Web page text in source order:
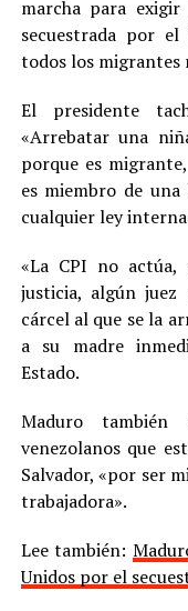
marcha para
secuestrada por
todos los migrantes
El presidente
«Arrebatar una
porque es
es miembro de
cualquier ley
«La CPI no actúa,
justicia, algún
cárcel al que se la
a su madre
Estado.
Maduro
venezolanos que
Salvador, «por ser
trabajadora».
Lee también:
Unidos por el